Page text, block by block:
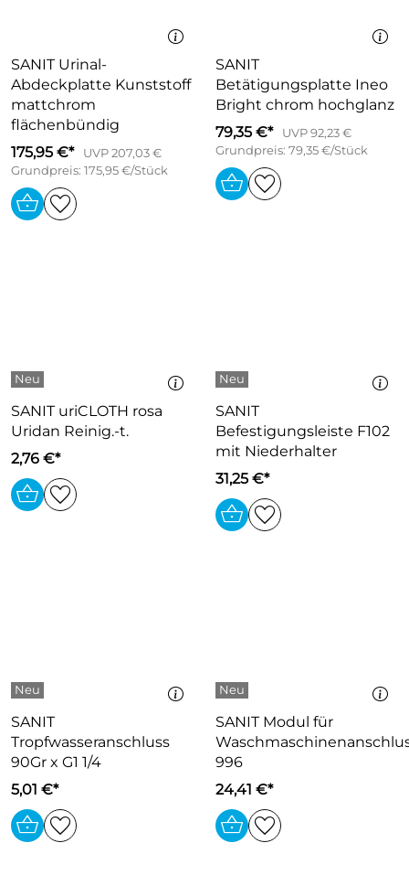
SANIT Urinal-
Abdeckplatte Kunststoff
mattchrom
flächenbündig
175,95 €*
UVP 207,03 €
Grundpreis: 175,95 €/Stück
SANIT
Betätigungsplatte Ineo
Bright chrom hochglanz
79,35 €*
UVP 92,23 €
Grundpreis: 79,35 €/Stück
SANIT uriCLOTH rosa
Uridan Reinig.-t.
2,76 €*
SANIT
Befestigungsleiste F102
mit Niederhalter
31,25 €*
SANIT
Tropfwasseranschluss
90Gr x G1 1/4
5,01 €*
SANIT Modul für
996
24,41 €*